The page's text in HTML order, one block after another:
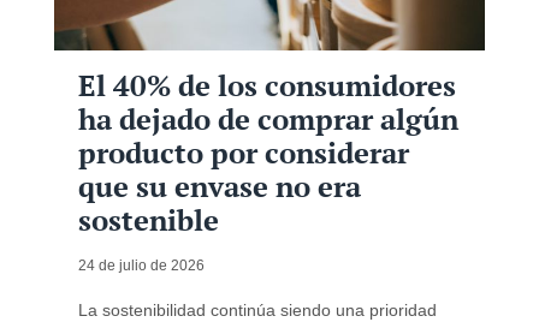
El 40% de los consumidores
ha dejado de comprar algún
producto por considerar
que su envase no era
sostenible
24 de julio de 2026
La sostenibilidad continúa siendo una prioridad